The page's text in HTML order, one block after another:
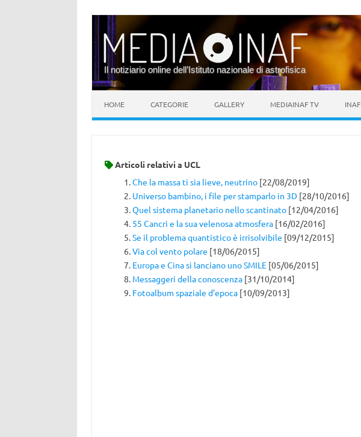
Il notiziario online dell’Istituto nazionale di astrofisica
HOME CATEGORIE GALLERY MEDIAINAF TV INAF
Articoli relativi a UCL
Che la massa ti sia lieve, neutrino[22/08/2019]
Universo bambino, i file per stamparlo in 3D[28/10/2016]
Quel sistema planetario nello scantinato[12/04/2016]
55 Cancri e la sua velenosa atmosfera[16/02/2016]
Se il problema quantistico è irrisolvibile [09/12/2015]
Via col vento polare [18/06/2015]
Europa e Cina si lanciano uno SMILE[05/06/2015]
Messaggeri della conoscenza[31/10/2014]
Fotoalbum spaziale d’epoca[10/09/2013]